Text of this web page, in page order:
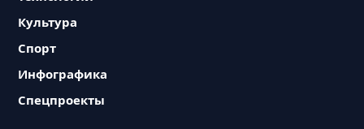
Культура
Спорт
Инфографика
Спецпроекты